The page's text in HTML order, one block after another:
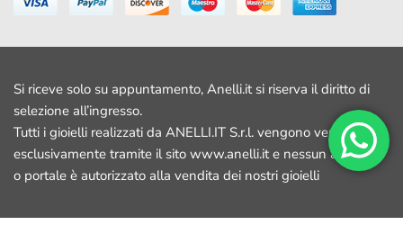
Si riceve solo su appuntamento, Anelli.it si riserva il diritto di
selezione all’ingresso.
Tutti i gioielli realizzati da ANELLI.IT S.r.l. vengono venduti
esclusivamente tramite il sito www.anelli.it e nessun altro sito
o portale è autorizzato alla vendita dei nostri gioielli